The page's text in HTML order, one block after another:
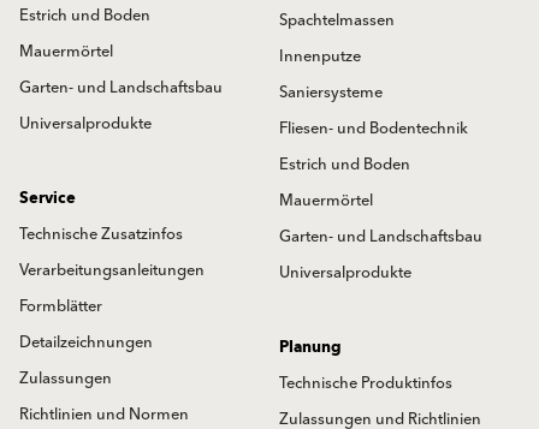
Estrich und Boden
Mauermörtel
Garten- und Landschaftsbau
Universalprodukte
Spachtelmassen
Innenputze
Saniersysteme
Fliesen- und Bodentechnik
Estrich und Boden
Mauermörtel
Garten- und Landschaftsbau
Universalprodukte
Service
Technische Zusatzinfos
Verarbeitungsanleitungen
Formblätter
Detailzeichnungen
Zulassungen
Richtlinien und Normen
Planung
Technische Produktinfos
Zulassungen und Richtlinien